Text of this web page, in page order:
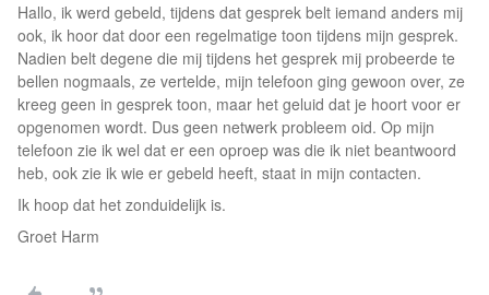
Hallo, ik werd gebeld, tijdens dat gesprek belt iemand anders mij
ook, ik hoor dat door een regelmatige toon tijdens mijn gesprek.
Nadien belt degene die mij tijdens het gesprek mij probeerde te
bellen nogmaals, ze vertelde, mijn telefoon ging gewoon over, ze
kreeg geen in gesprek toon, maar het geluid dat je hoort voor er
opgenomen wordt. Dus geen netwerk probleem oid. Op mijn
telefoon zie ik wel dat er een oproep was die ik niet beantwoord
heb, ook zie ik wie er gebeld heeft, staat in mijn contacten.
Ik hoop dat het zonduidelijk is.
Groet Harm